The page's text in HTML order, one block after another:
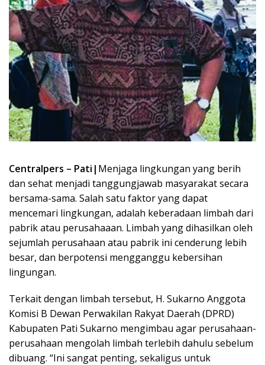
Centralpers – Pati| Menjaga lingkungan yang berih
dan sehat menjadi tanggungjawab masyarakat secara
bersama-sama. Salah satu faktor yang dapat
mencemari lingkungan, adalah keberadaan limbah dari
pabrik atau perusahaaan. Limbah yang dihasilkan oleh
sejumlah perusahaan atau pabrik ini cenderung lebih
besar, dan berpotensi mengganggu kebersihan
lingungan.
Terkait dengan limbah tersebut, H. Sukarno Anggota
Komisi B Dewan Perwakilan Rakyat Daerah (DPRD)
Kabupaten Pati Sukarno mengimbau agar perusahaan-
perusahaan mengolah limbah terlebih dahulu sebelum
dibuang. “Ini sangat penting, sekaligus untuk